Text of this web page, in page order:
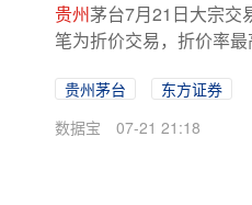
贵州茅台7月21日大宗交
笔为折价交易，折价率
贵州茅台
东方证券
数据宝
07-21 21:18